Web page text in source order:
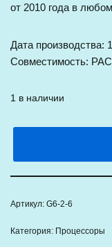
от 2010 года в
Дата производства:
Совместимость:
1 в наличии
Артикул: G6-2-6
Категория: Процессоры